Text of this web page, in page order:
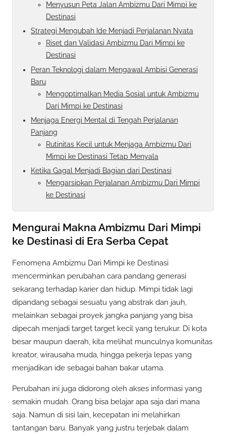
Menyusun Peta Jalan Ambizmu Dari Mimpi ke
Destinasi
Strategi Mengubah Ide Menjadi Perjalanan Nyata
Riset dan Validasi Ambizmu Dari Mimpi ke
Destinasi
Peran Teknologi dalam Mengawal Ambisi Generasi
Baru
Mengoptimalkan Media Sosial untuk Ambizmu
Dari Mimpi ke Destinasi
Menjaga Energi Mental di Tengah Perjalanan
Panjang
Rutinitas Kecil untuk Menjaga Ambizmu Dari
Mimpi ke Destinasi Tetap Menyala
Ketika Gagal Menjadi Bagian dari Destinasi
Mengarsipkan Perjalanan Ambizmu Dari Mimpi
ke Destinasi
Mengurai Makna Ambizmu Dari Mimpi
ke Destinasi di Era Serba Cepat
Fenomena Ambizmu Dari Mimpi ke Destinasi
mencerminkan perubahan cara pandang generasi
sekarang terhadap karier dan hidup. Mimpi tidak lagi
dipandang sebagai sesuatu yang abstrak dan jauh,
melainkan sebagai proyek jangka panjang yang bisa
dipecah menjadi target target kecil yang terukur. Di kota
besar maupun daerah, kita melihat munculnya komunitas
kreator, wirausaha muda, hingga pekerja lepas yang
menjadikan ide sebagai bahan bakar utama.
Perubahan ini juga didorong oleh akses informasi yang
semakin mudah. Orang bisa belajar apa saja dari mana
saja. Namun di sisi lain, kecepatan ini melahirkan
tantangan baru. Banyak yang justru terjebak dalam